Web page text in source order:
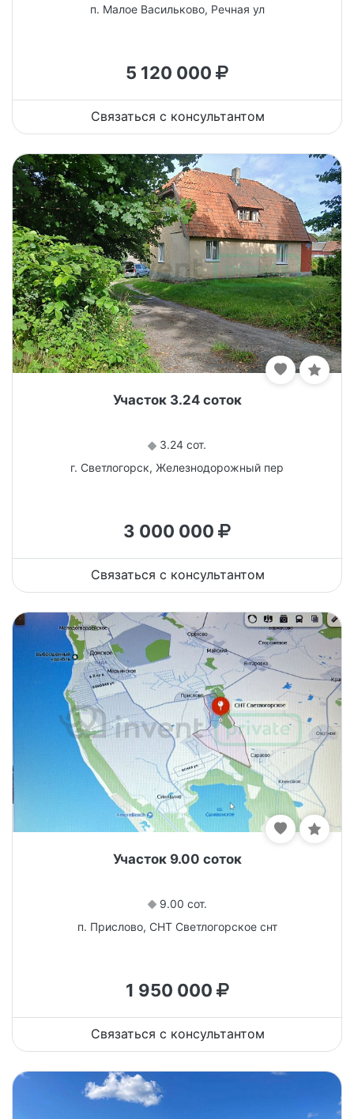
п. Малое Васильково, Речная ул
5 120 000
Связаться с консультантом
Участок 3.24 соток
3.24 сот.
г. Светлогорск, Железнодорожный пер
3 000 000
Связаться с консультантом
Участок 9.00 соток
9.00 сот.
п. Прислово, СНТ Светлогорское снт
1 950 000
Связаться с консультантом